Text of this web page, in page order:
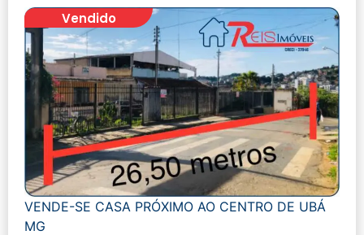
Vendido
VENDE-SE CASA PRÓXIMO AO CENTRO DE UBÁ
MG